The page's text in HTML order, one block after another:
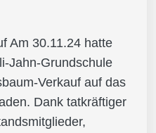
Am 30.11.24 hatte
Jahn-Grundschule
Verkauf auf das
Dank tatkräftiger